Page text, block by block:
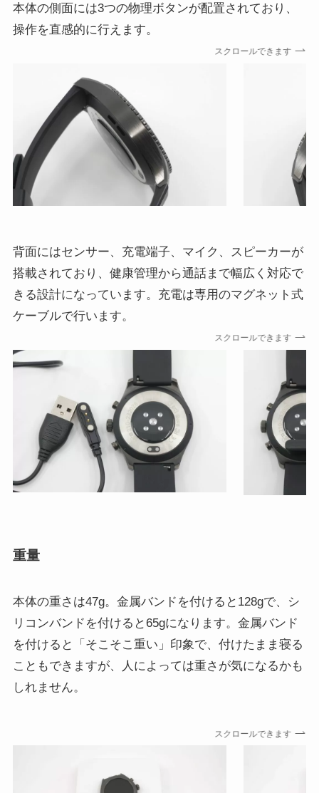
本体の側面には3つの物理ボタンが配置されており、
操作を直感的に行えます。
スクロールできます
背面にはセンサー、充電端子、マイク、スピーカーが
搭載されており、健康管理から通話まで幅広く対応で
きる設計になっています。充電は専用のマグネット式
ケーブルで行います。
スクロールできます
重量
本体の重さは47g。金属バンドを付けると128gで、シ
リコンバンドを付けると65gになります。金属バンド
を付けると「そこそこ重い」印象で、付けたまま寝る
こともできますが、人によっては重さが気になるかも
しれません。
スクロールできます